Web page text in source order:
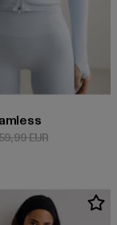
53,99 EUR
EURAktionspreis: